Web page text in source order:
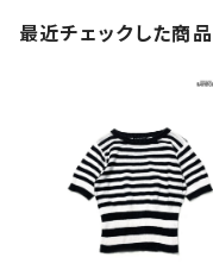
最近チェックした商品